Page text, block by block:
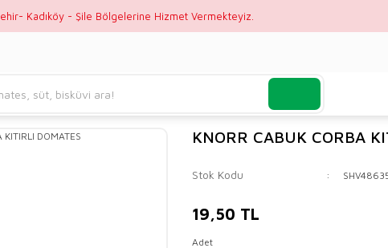
Kadıköy - Şile Bölgelerine Hizmet Vermekteyiz.
KNORR CABUK CORBA
Stok Kodu
19,50 TL
Adet